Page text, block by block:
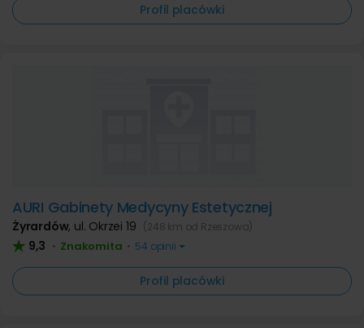
Profil placówki
AURI Gabinety Medycyny Estetycznej
Żyrardów, ul. Okrzei 19 (248 km od Rzeszowa)
9,3 • Znakomita • 54 opinii
Profil placówki